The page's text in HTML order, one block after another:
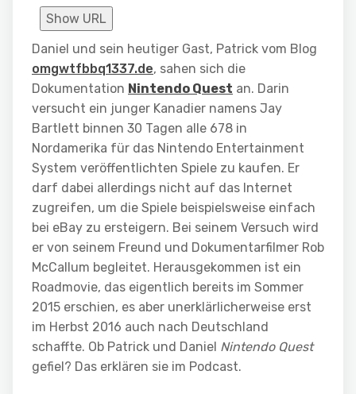
Show URL
Daniel und sein heutiger Gast, Patrick vom Blog
omgwtfbbq1337.de, sahen sich die
Dokumentation Nintendo Quest an. Darin
versucht ein junger Kanadier namens Jay
Bartlett binnen 30 Tagen alle 678 in
Nordamerika für das Nintendo Entertainment
System veröffentlichten Spiele zu kaufen. Er
darf dabei allerdings nicht auf das Internet
zugreifen, um die Spiele beispielsweise einfach
bei eBay zu ersteigern. Bei seinem Versuch wird
er von seinem Freund und Dokumentarfilmer Rob
McCallum begleitet. Herausgekommen ist ein
Roadmovie, das eigentlich bereits im Sommer
2015 erschien, es aber unerklärlicherweise erst
im Herbst 2016 auch nach Deutschland
schaffte. Ob Patrick und Daniel Nintendo Quest
gefiel? Das erklären sie im Podcast.